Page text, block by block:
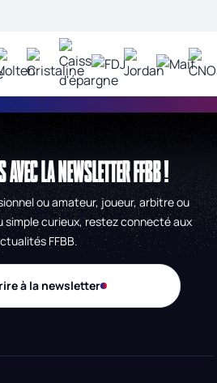
AVEC LA NEWSLETTER FFBB !
ou amateur, joueur, arbitre ou
curieux, restez connecté aux
FFBB.
à la newsletter